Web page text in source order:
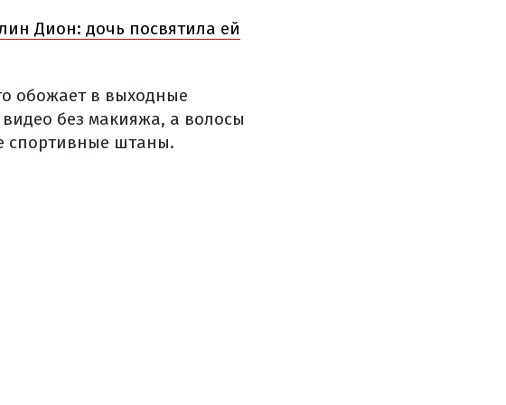
Дион: дочь посвятила ей
обожает в выходные
видео без макияжа, а волосы
спортивные штаны.